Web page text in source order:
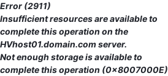
Error (2911)
Insufficient resources are available to
complete this operation on the
HVhost01.domain.com server.
Not enough storage is available to
complete this operation (0x8007000E)